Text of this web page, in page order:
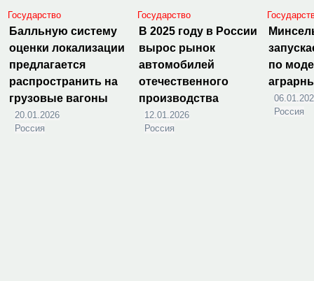
Государство
Балльную систему
оценки локализации
предлагается
распространить на
грузовые вагоны
20.01.2026
Россия
Государство
В 2025 году в России
вырос рынок
автомобилей
отечественного
производства
12.01.2026
Россия
по
Россия